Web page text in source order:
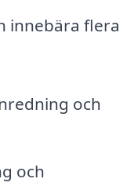
innebära flera
och
och